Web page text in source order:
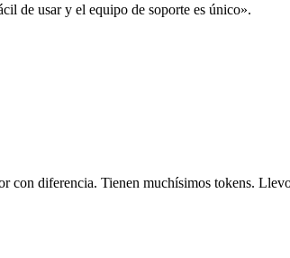
de usar y el equipo de soporte es único».
diferencia. Tienen muchísimos tokens.